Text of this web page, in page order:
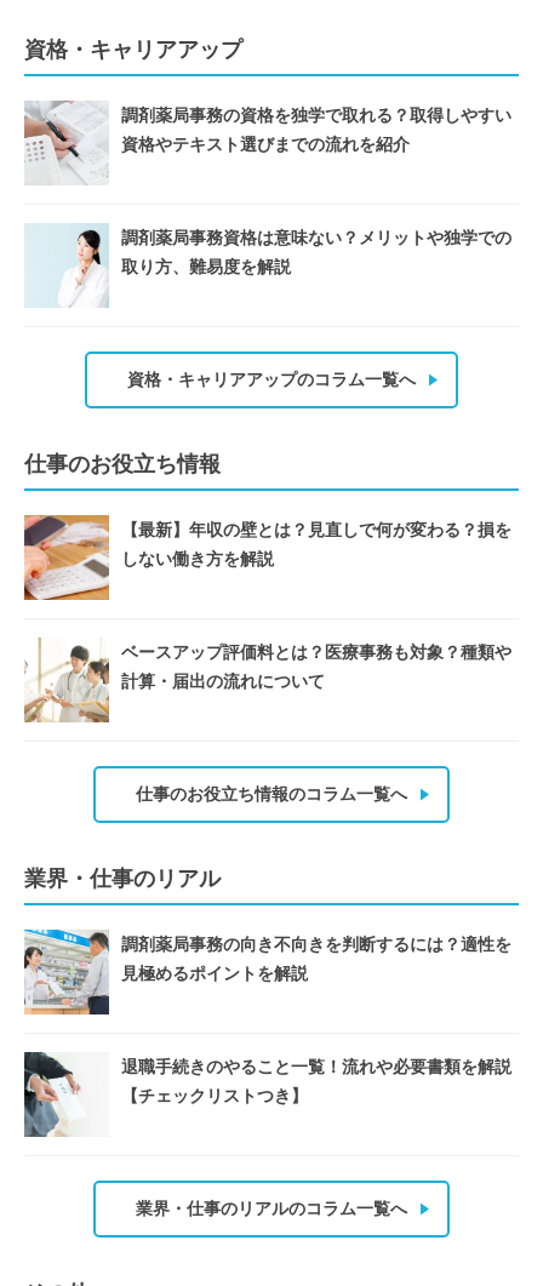
資格・キャリアアップ
調剤薬局事務の資格を独学で取れる？取得しやすい
資格やテキスト選びまでの流れを紹介
調剤薬局事務資格は意味ない？メリットや独学での
取り方、難易度を解説
資格・キャリアアップのコラム一覧へ
仕事のお役立ち情報
【最新】年収の壁とは？見直しで何が変わる？損を
しない働き方を解説
ベースアップ評価料とは？医療事務も対象？種類や
計算・届出の流れについて
仕事のお役立ち情報のコラム一覧へ
業界・仕事のリアル
調剤薬局事務の向き不向きを判断するには？適性を
見極めるポイントを解説
退職手続きのやること一覧！流れや必要書類を解説
【チェックリストつき】
業界・仕事のリアルのコラム一覧へ